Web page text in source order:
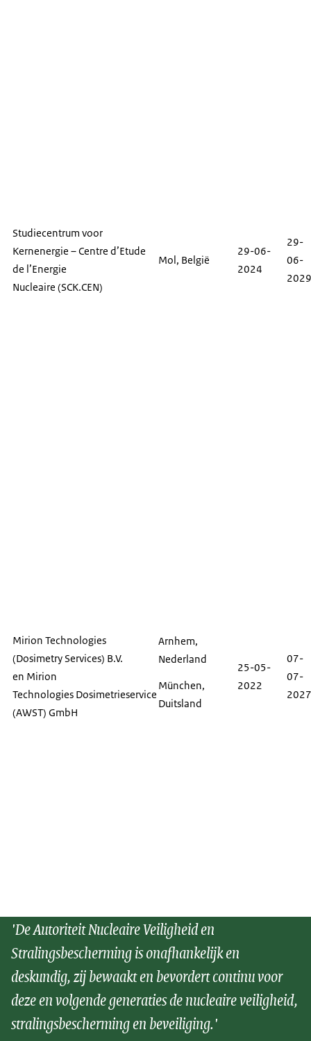
Studiecentrum voor
Kernenergie –Centre d’Etude
de l’Energie
Nucleaire (SCK.CEN)
Mol, België
29-06-
2024
29-
06-
2029
Mirion Technologies
(Dosimetry Services) B.V.
en Mirion
Technologies Dosimetrieservice
(AWST) GmbH
Arnhem,
Nederland
München,
Duitsland
25-05-
2022
07-
07-
2027
'De Autoriteit Nucleaire Veiligheid en
Stralingsbescherming is onafhankelijk en
deskundig, zij bewaakt en bevordert continu voor
deze en volgende generaties de nucleaire veiligheid,
stralingsbescherming en beveiliging.'